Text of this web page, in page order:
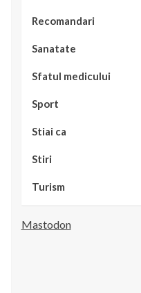
Recomandari
Sanatate
Sfatul medicului
Sport
Stiai ca
Stiri
Turism
Mastodon